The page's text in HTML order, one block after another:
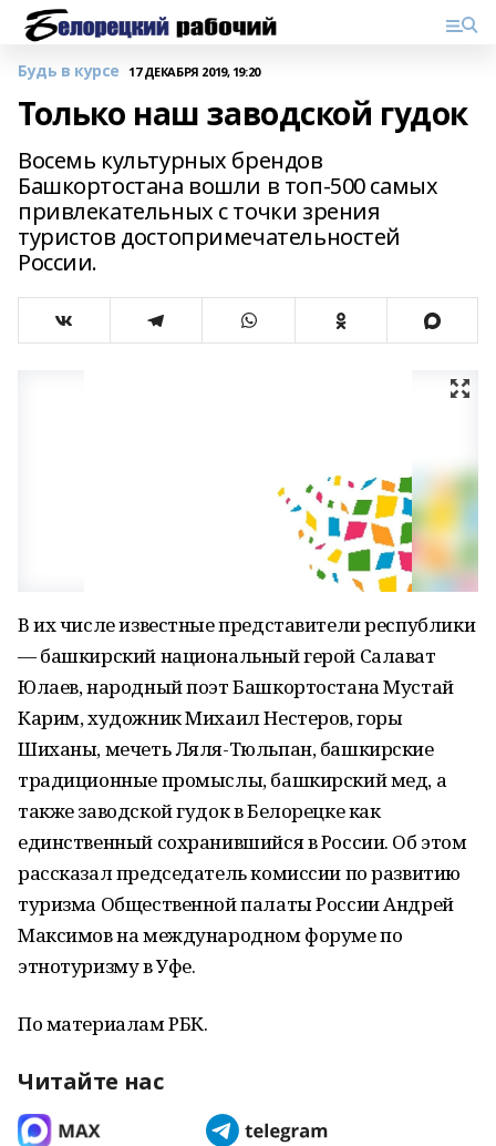
Будь в курсе 17 ДЕКАБРЯ 2019, 19:20
Только наш заводской гудок
Восемь культурных брендов
Башкортостана вошли в топ-500 самых
привлекательных с точки зрения
туристов достопримечательностей
России.
В их числе известные представители республики
— башкирский национальный герой Салават
Юлаев, народный поэт Башкортостана Мустай
Карим, художник Михаил Нестеров, горы
Шиханы, мечеть Ляля-Тюльпан, башкирские
традиционные промыслы, башкирский мед, а
также заводской гудок в Белорецке как
единственный сохранившийся в России. Об этом
рассказал председатель комиссии по развитию
туризма Общественной палаты России Андрей
Максимов на международном форуме по
этнотуризму в Уфе.
По материалам РБК.
Читайте нас